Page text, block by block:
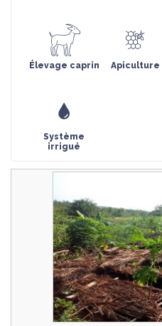
Élevage caprin Apiculture
Système
irrigué